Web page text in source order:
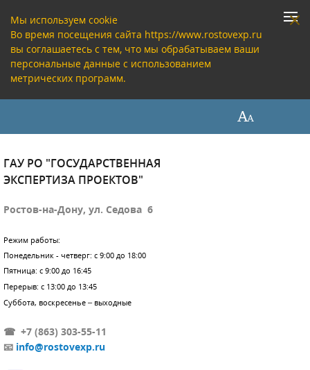
Мы используем cookie
Во время посещения сайта https://www.rostovexp.ru
вы соглашаетесь с тем, что мы обрабатываем ваши
персональные данные с использованием
метрических программ.
ГАУ РО "ГОСУДАРСТВЕННАЯ
ЭКСПЕРТИЗА ПРОЕКТОВ"
Ростов-на-Дону, ул. Седова 6
Режим работы:
Понедельник - четверг: с 9:00 до 18:00
Пятница: с 9:00 до 16:45
Перерыв: с 13:00 до 13:45
Суббота, воскресенье – выходные
☎ +7 (863) 303-55-11
📧 info@rostovexp.ru